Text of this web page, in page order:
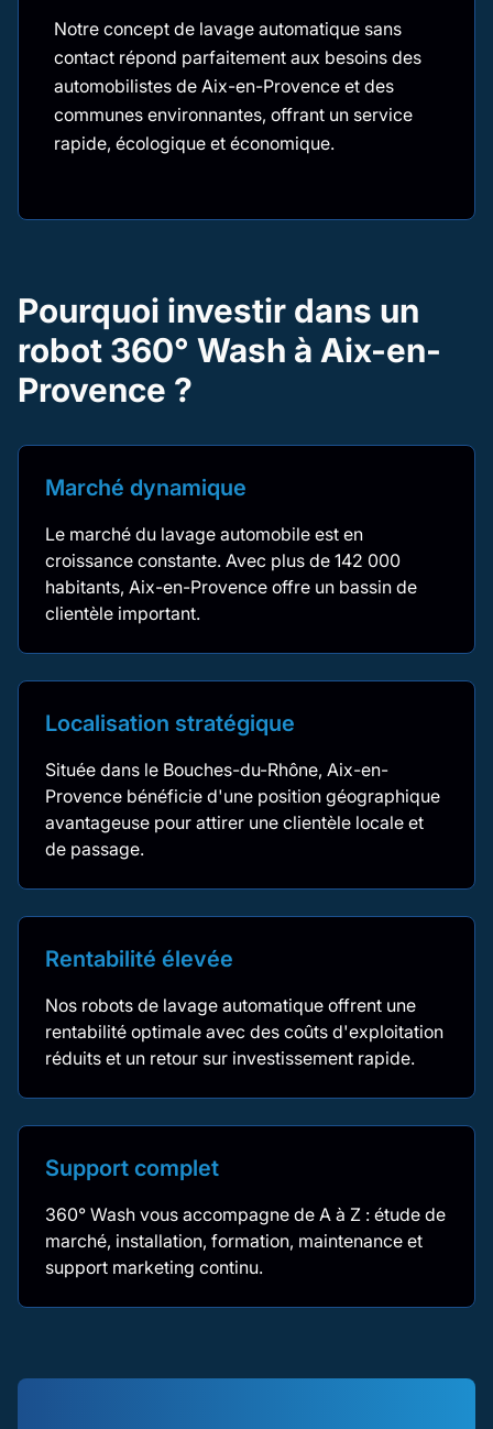
Notre concept de lavage automatique sans
contact répond parfaitement aux besoins des
automobilistes de Aix-en-Provence et des
communes environnantes, offrant un service
rapide, écologique et économique.
Pourquoi investir dans un
robot 360° Wash à Aix-en-
Provence ?
Marché dynamique
Le marché du lavage automobile est en
croissance constante. Avec plus de 142 000
habitants, Aix-en-Provence offre un bassin de
clientèle important.
Localisation stratégique
Située dans le Bouches-du-Rhône, Aix-en-
Provence bénéficie d'une position géographique
avantageuse pour attirer une clientèle locale et
de passage.
Rentabilité élevée
Nos robots de lavage automatique offrent une
rentabilité optimale avec des coûts d'exploitation
réduits et un retour sur investissement rapide.
Support complet
360° Wash vous accompagne de A à Z : étude de
marché, installation, formation, maintenance et
support marketing continu.